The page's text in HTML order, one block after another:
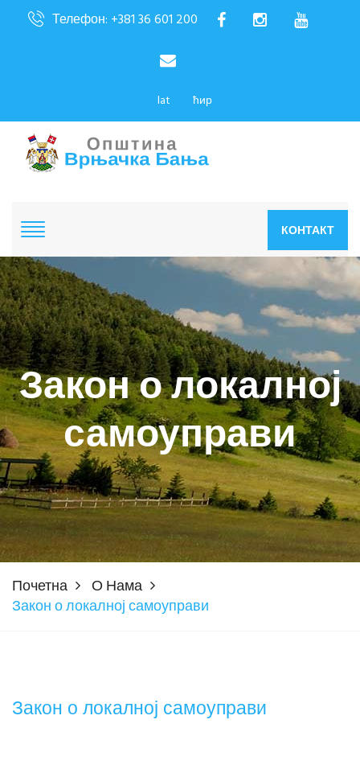
Телефон: +381 36 601 200
lat ћир
КОНТАКТ
Закон о локалној
самоуправи
Почетна
О Нама
Закон о локалној самоуправи
Закон о локалној самоуправи